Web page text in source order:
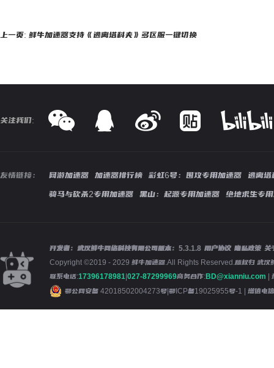
上一页: 鲜牛加速器支持《逃离塔科夫》多区服一键切换
关注我们:
友情链接： 网游加速器 加速器排行榜 彩虹6号：围攻专用加速器
逃离塔
骑马与砍杀2专用加速器
黑山：起源专用加速器 绝地求生专
开发者：武汉鲜牛网络科技有限公司版本： 5.3.1.8 用户协议 隐私政策 关
Copyright ©2019 - 2029 鲜牛加速器.All Rights Reserved.版权归 武汉
联系电话:17396178981|027-87299969商务合作:BD@xianniu.com |
鄂公网安备 42018502004273号|鄂ICP备19025955号-1 | 增值电